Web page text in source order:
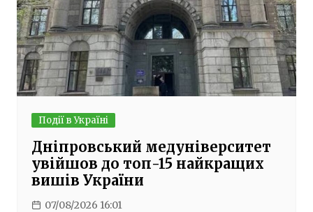
Події в Україні
Дніпровський медуніверситет
увійшов до топ-15 найкращих
вишів України
07/08/2026 16:01